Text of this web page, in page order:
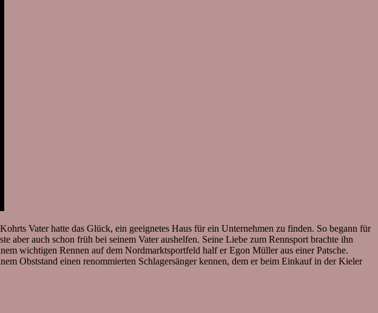
Vater hatte das Glück, ein geeignetes Haus für ein Unternehmen zu finden. So begann für
aber auch schon früh bei seinem Vater aushelfen. Seine Liebe zum Rennsport brachte ihn
wichtigen Rennen auf dem Nordmarktsportfeld half er Egon Müller aus einer Patsche.
Obststand einen renommierten Schlagersänger kennen, dem er beim Einkauf in der Kieler